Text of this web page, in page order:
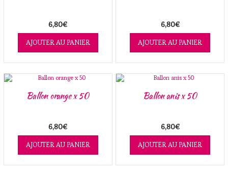
6,80€
AJOUTER AU PANIER
6,80€
AJOUTER AU PANIER
Ballon orange x 50
6,80€
AJOUTER AU PANIER
Ballon anis x 50
6,80€
AJOUTER AU PANIER